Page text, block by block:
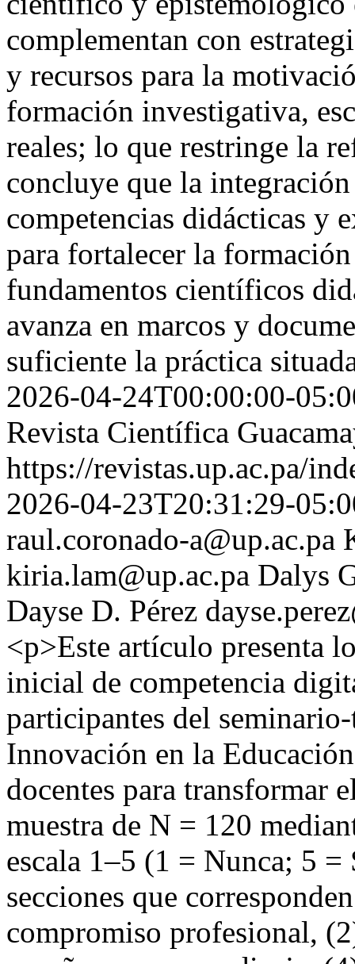
complementan con
y recursos para la
formación investigativa,
reales; lo que restringe la
concluye que la
competencias didácticas y
para fortalecer la
fundamentos científicos
avanza en marcos y
suficiente la práctica
2026-04-24T00:00:00-
Revista Científica
https://revistas.up.ac.pa/
2026-04-23T20:31:29-
raul.coronado-a@up.ac.pa
kiria.lam@up.ac.pa Dalys
Dayse D. Pérez
<p>Este artículo presenta
inicial de competencia
participantes del
Innovación en la
docentes para transformar
muestra de N = 120
escala 1–5 (1 = Nunca; 5 =
secciones que
compromiso profesional,